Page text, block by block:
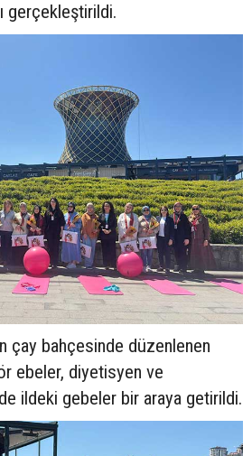
gerçekleştirildi.
çay bahçesinde düzenlenen
ebeler, diyetisyen ve
ildeki gebeler bir araya getirildi.